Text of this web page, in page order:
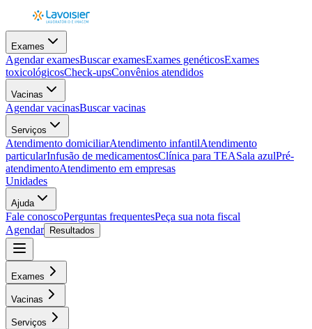
Exames
Agendar examesBuscar examesExames genéticosExames
toxicológicosCheck-upsConvênios atendidos
Vacinas
Agendar vacinasBuscar vacinas
Serviços
Atendimento domiciliarAtendimento infantilAtendimento
particularInfusão de medicamentosClínica para TEASala azulPré-
atendimentoAtendimento em empresas
Unidades
Ajuda
Fale conoscoPerguntas frequentesPeça sua nota fiscal
Agendar
Resultados
Exames
Vacinas
Serviços